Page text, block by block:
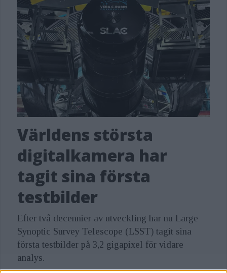
Världens största
digitalkamera har
tagit sina första
testbilder
Efter två decennier av utveckling har nu Large
Synoptic Survey Telescope (LSST) tagit sina
första testbilder på 3,2 gigapixel för vidare
analys.